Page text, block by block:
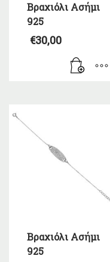
Βραχιόλι Ασήμι
925
€30,00
Βραχιόλι Ασήμι
925